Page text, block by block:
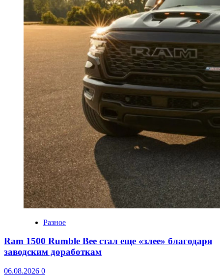
Разное
Ram 1500 Rumble Bee стал еще «злее» благодаря
заводским доработкам
06.08.2026 0